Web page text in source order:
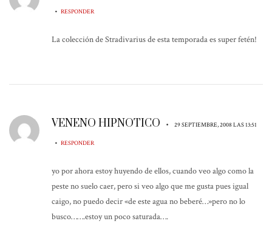
• RESPONDER
La colección de Stradivarius de esta temporada es super fetén!
VENENO HIPNOTICO • 29 SEPTIEMBRE, 2008 LAS 13:51
• RESPONDER
yo por ahora estoy huyendo de ellos, cuando veo algo como la
peste no suelo caer, pero si veo algo que me gusta pues igual
caigo, no puedo decir «de este agua no beberé…»pero no lo
busco…….estoy un poco saturada….